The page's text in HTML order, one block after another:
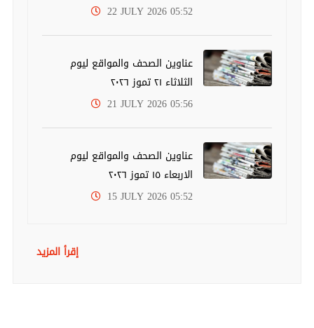
22 JULY 2026 05:52
عناوين الصحف والمواقع ليوم
الثلاثاء ٢١ تموز ٢٠٢٦
21 JULY 2026 05:56
عناوين الصحف والمواقع ليوم
الاربعاء ١٥ تموز ٢٠٢٦
15 JULY 2026 05:52
إقرأ المزيد